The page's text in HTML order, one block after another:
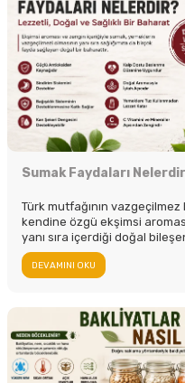
Sumak Faydaları
Türk mutfağının
kendine özgü ekşimsi
yanı sıra içerdiği doğal
DEVAMINI OKU